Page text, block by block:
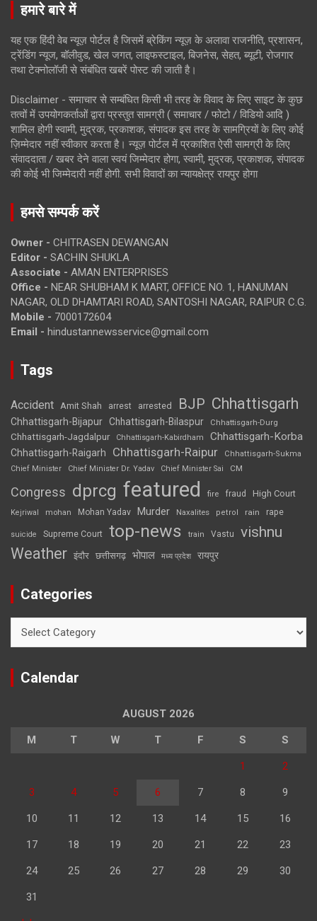
हमारे बारे में
यह एक हिंदी वेब न्यूज़ पोर्टल है जिसमें ब्रेकिंग न्यूज़ के अलावा राजनीति, प्रशासन,
ट्रेंडिंग न्यूज, बॉलीवुड, खेल जगत, लाइफस्टाइल, बिजनेस, सेहत, ब्यूटी, रोजगार
तथा टेक्नोलॉजी से संबंधित खबरें पोस्ट की जाती है।
Disclaimer - समाचार से सम्बंधित किसी भी तरह के विवाद के लिए साइट के कुछ
तत्वों में उपयोगकर्ताओं द्वारा प्रस्तुत सामग्री ( समाचार / फोटो / विडियो आदि )
शामिल होगी स्वामी, मुद्रक, प्रकाशक, संपादक इस तरह के सामग्रियों के लिए कोई
ज़िम्मेदार नहीं स्वीकार करता है। न्यूज़ पोर्टल में प्रकाशित ऐसी सामग्री के लिए
संवाददाता / खबर देने वाला स्वयं जिम्मेदार होगा, स्वामी, मुद्रक, प्रकाशक, संपादक
की कोई भी जिम्मेदारी नहीं होगी. सभी विवादों का न्यायक्षेत्र रायपुर होगा
हमसे सम्पर्क करें
Owner - CHITRASEN DEWANGAN
Editor - SACHIN SHUKLA
Associate - AMAN ENTERPRISES
Office - NEAR SHUBHAM K MART, OFFICE NO. 1, HANUMAN
NAGAR, OLD DHAMTARI ROAD, SANTOSHI NAGAR, RAIPUR C.G.
Mobile - 7000172604
Email - hindustannewsservice@gmail.com
Tags
Accident Amit Shah arrest arrested BJP Chhattisgarh
Chhattisgarh-Bijapur Chhattisgarh-Bilaspur Chhattisgarh-Durg
Chhattisgarh-Jagdalpur Chhattisgarh-Kabirdham Chhattisgarh-Korba
Chhattisgarh-Raigarh Chhattisgarh-Raipur
Chhattisgarh-Sukma
Chief Minister
Chief Minister Dr. Yadav Chief Minister Sai CM
Congress dprcg featured fire fraud High Court
Kejriwal mohan Mohan Yadav Murder Naxalites petrol rain rape
suicide Supreme Court top-news train Vastu vishnu
Weather इंदौर छत्तीसगढ़ भोपाल मध्य प्रदेश रायपुर
Categories
Calendar
AUGUST 2026
M T W T F S S
1 2
3 4 5 6 7 8 9
10 11 12 13 14 15 16
17 18 19 20 21 22 23
24 25 26 27 28 29 30
31